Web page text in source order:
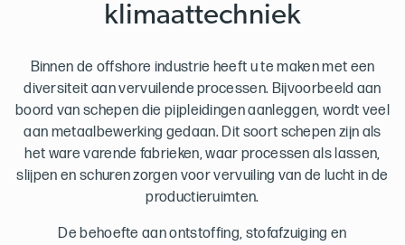
klimaattechniek
Binnen de offshore industrie heeft u te maken met een
diversiteit aan vervuilende processen. Bijvoorbeeld aan
boord van schepen die pijpleidingen aanleggen, wordt veel
aan metaalbewerking gedaan. Dit soort schepen zijn als
het ware varende fabrieken, waar processen als lassen,
slijpen en schuren zorgen voor vervuiling van de lucht in de
productieruimten.
De behoefte aan ontstoffing, stofafzuiging en